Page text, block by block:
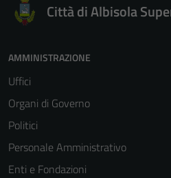
Città di Albisola
AMMINISTRAZIONE
Uffici
Organi di Governo
Politici
Personale Amministrativo
Enti e Fondazioni